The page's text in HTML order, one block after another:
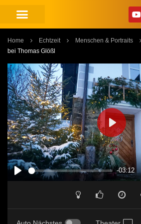
Home Echtzeit Menschen & Portraits
bei Thomas Glößl
PLAY
-03:12
PLAY